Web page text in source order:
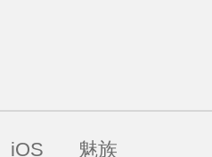
iOS 魅族